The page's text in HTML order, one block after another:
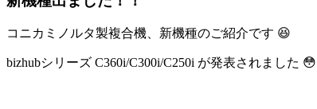
コニカミノルタ製複合機、新機種のご紹介です 😆
bizhubシリーズ C360i/C300i/C250i が発表されました 😳